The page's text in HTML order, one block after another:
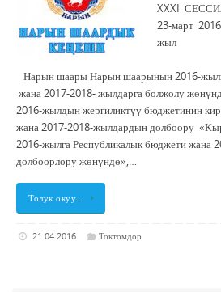
XXXI
23-март
Нарын шаары Нарын шаарынын 2016-
жана 2017-2018- жылдарга болжолу
2016-жылдын жергиликтүү бюджетинин
жана 2017-2018-жылдардын долбоору
2016-жылга Республикалык бюджети жана
долбоорлору жөнүндө»,…
Толук окуу…
21.04.2016 Токтомдор